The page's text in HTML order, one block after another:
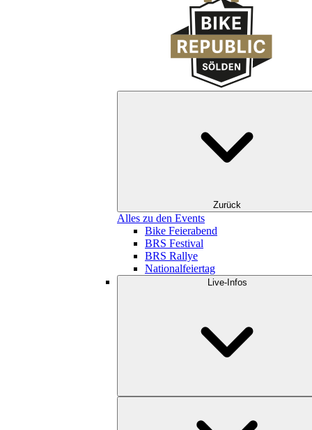
Zurück
Alles zu den Events
Bike Feierabend
BRS Festival
BRS Rallye
Nationalfeiertag
Live-Infos